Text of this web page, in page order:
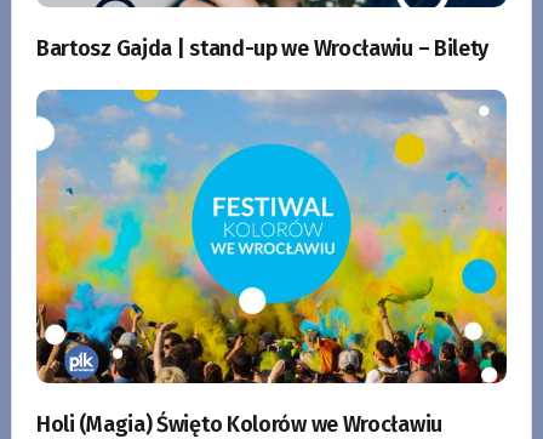
Bartosz Gajda | stand-up we Wrocławiu – Bilety
Holi (Magia) Święto Kolorów we Wrocławiu